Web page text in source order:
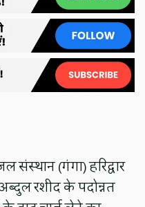
संस्थान (गंगा) हरिद्वार
रशीद के पदोन्नत